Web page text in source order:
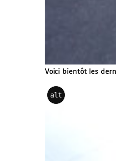
Voici bientôt les
alt